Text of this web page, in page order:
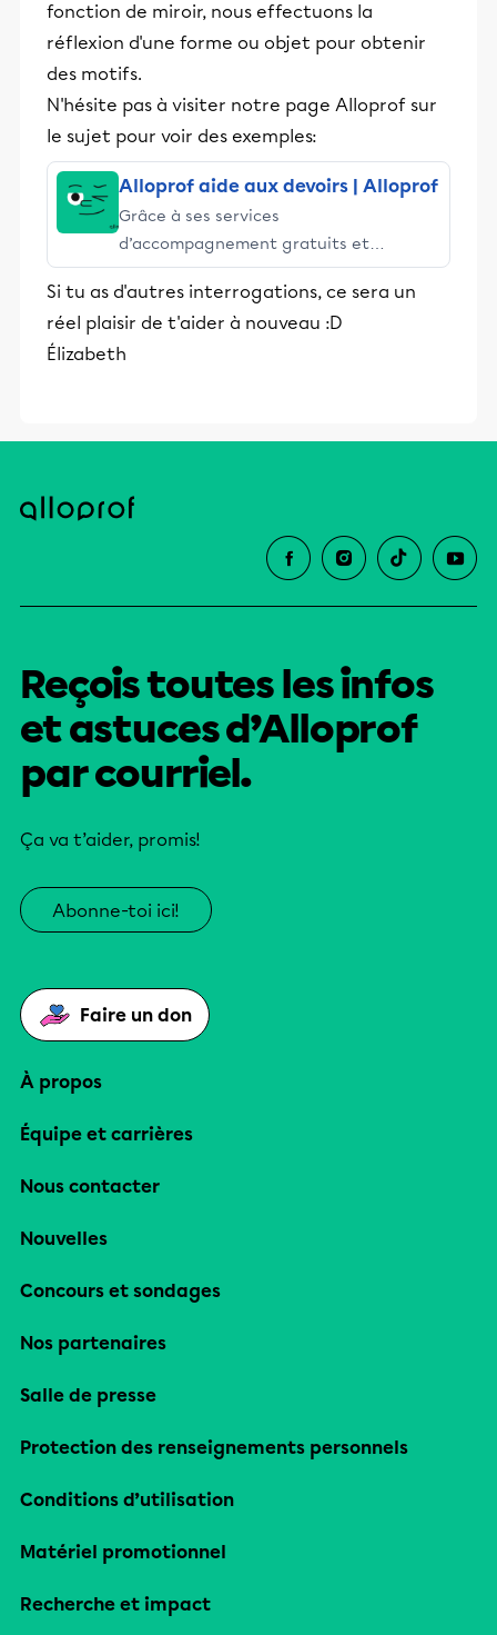
fonction de miroir, nous effectuons la
réflexion d'une forme ou objet pour obtenir
des motifs.
N'hésite pas à visiter notre page Alloprof sur
le sujet pour voir des exemples:
Alloprof aide aux devoirs | Alloprof
Grâce à ses services
d’accompagnement gratuits et
stimulants, Alloprof engage les élèves
et leurs parents dans la réussite
éducative.
Si tu as d'autres interrogations, ce sera un
réel plaisir de t'aider à nouveau :D
Élizabeth
Reçois toutes les infos
et astuces d’Alloprof
par courriel.
Ça va t’aider, promis!
Abonne-toi ici!
Faire un don
À propos
Équipe et carrières
Nous contacter
Nouvelles
Concours et sondages
Nos partenaires
Salle de presse
Protection des renseignements personnels
Conditions d’utilisation
Matériel promotionnel
Recherche et impact